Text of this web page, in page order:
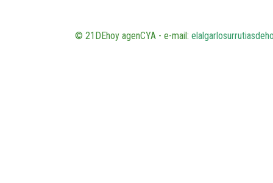
© 21DEhoy agenCYA - e-mail: